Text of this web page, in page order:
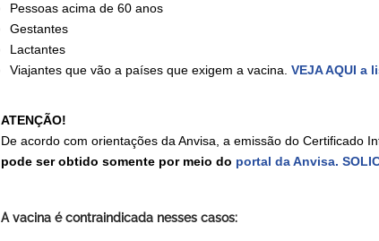
Pessoas acima de 60 anos
Gestantes
Lactantes
Viajantes que vão a países que exigem a vacina. VEJA AQUI a
ATENÇÃO!
De acordo com orientações da Anvisa, a emissão do Certificado
pode ser obtido somente por meio do portal da Anvisa.
A vacina é contraindicada nesses casos: